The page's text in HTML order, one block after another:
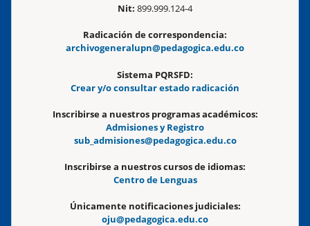
Nit: 899.999.124-4
Radicación de correspondencia:
archivogeneralupn@pedagogica.edu.co
Sistema PQRSFD:
Crear y/o consultar estado radicación
Inscribirse a nuestros programas académicos:
Admisiones y Registro
sub_admisiones@pedagogica.edu.co
Inscribirse a nuestros cursos de idiomas:
Centro de Lenguas
Únicamente notificaciones judiciales:
oju@pedagogica.edu.co